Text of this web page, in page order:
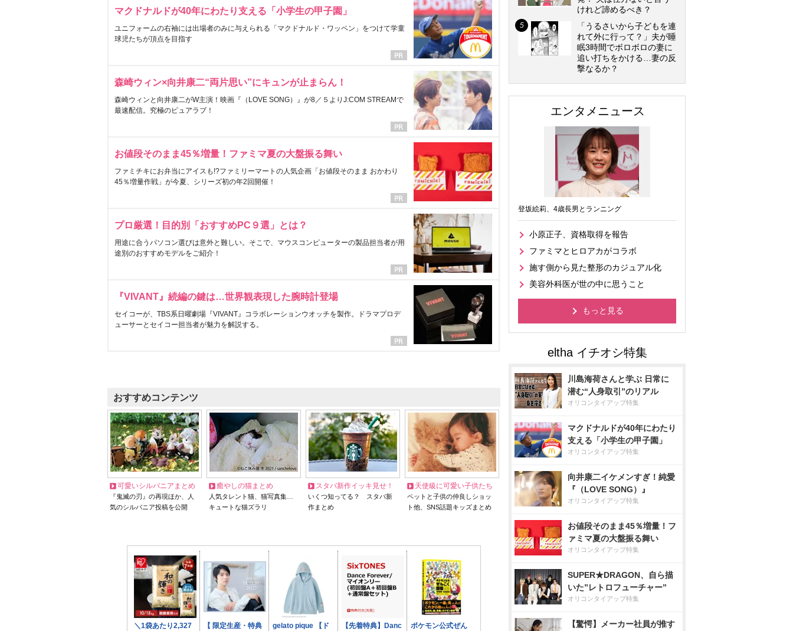
マクドナルドが40年にわたり支える「小学生の甲子園」
ユニフォームの右袖には出場者のみに与えられる「マクドナルド・ワッペン」をつけて学童
球児たちが頂点を目指す
森崎ウィン×向井康二“両片思い”にキュンが止まらん！
森崎ウィンと向井康二がW主演！映画『（LOVE SONG）』が8／５よりJ:COM STREAMで
最速配信。究極のピュアラブ！
お値段そのまま45％増量！ファミマ夏の大盤振る舞い
ファミチキにお弁当にアイスも!?ファミリーマートの人気企画「お値段そのまま おかわり
45％増量作戦」が今夏、シリーズ初の年2回開催！
プロ厳選！目的別「おすすめPC９選」とは？
用途に合うパソコン選びは意外と難しい。そこで、マウスコンピューターの製品担当者が用
途別のおすすめモデルをご紹介！
『VIVANT』続編の鍵は…世界観表現した腕時計登場
セイコーが、TBS系日曜劇場『VIVANT』コラボレーションウオッチを製作。ドラマプロデ
ューサーとセイコー担当者が魅力を解説する。
おすすめコンテンツ
可愛いシルバニアまとめ
『鬼滅の刃』の再現ほか、人
気のシルバニア投稿を公開
癒やしの猫まとめ
人気タレント猫、猫写真集…
キュートな猫ズラリ
スタバ新作イッキ見せ！
いくつ知ってる？ スタバ新
作まとめ
天使級に可愛い子供たち
ペットと子供の仲良しショッ
ト他、SNS話題キッズまとめ
けれど諦めるべき？
「うるさいから子どもを連
れて外に行って？」夫が睡
眠3時間でボロボロの妻に
追い打ちをかける…妻の反
撃なるか？
エンタメニュース
登坂絵莉、4歳長男とランニング
小原正子、資格取得を報告
ファミマとヒロアカがコラボ
施す側から見た整形のカジュアル化
美容外科医が世の中に思うこと
もっと見る
川島海荷さんと学ぶ 日常に
潜む“人身取引”のリアル
オリコンタイアップ特集
マクドナルドが40年にわたり
支える「小学生の甲子園」
オリコンタイアップ特集
向井康二イケメンすぎ！純愛
『（LOVE SONG）』
オリコンタイアップ特集
お値段そのまま45％増量！フ
ァミマ夏の大盤振る舞い
オリコンタイアップ特集
SUPER★DRAGON、自ら描
いた”レトロフューチャー”
オリコンタイアップ特集
【驚愕】メーカー社員が推す